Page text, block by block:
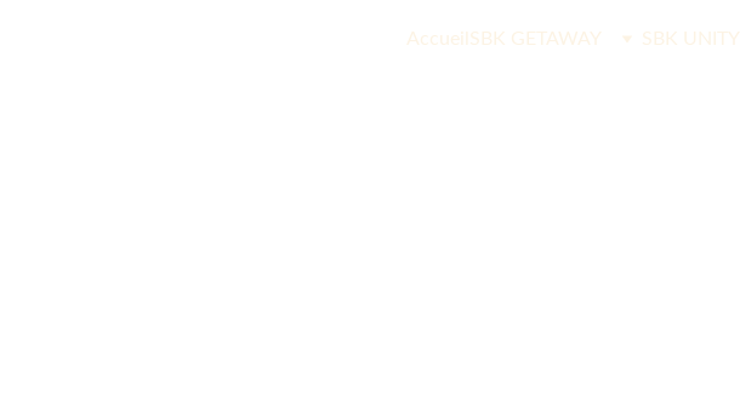
Accueil SBK GETAWAY SBK UNITY